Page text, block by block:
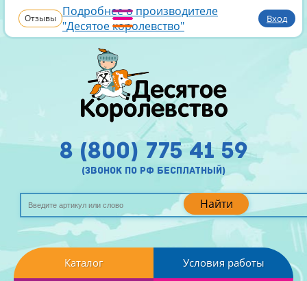
Отзывы Подробнее о производителе
"Десятое королевство"
Вход
Найти
8 (800) 775 41 59
(звонок по рф бесплатный)
Каталог Условия работы